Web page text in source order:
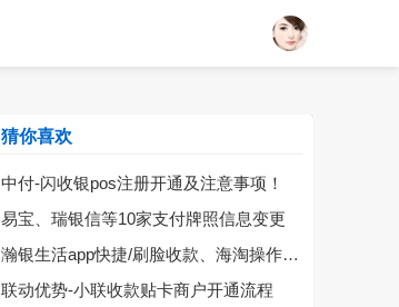
猜你喜欢
中付-闪收银pos注册开通及注意事项！
易宝、瑞银信等10家支付牌照信息变更
瀚银生活app快捷/刷脸收款、海淘操作说明！
联动优势-小联收款贴卡商户开通流程